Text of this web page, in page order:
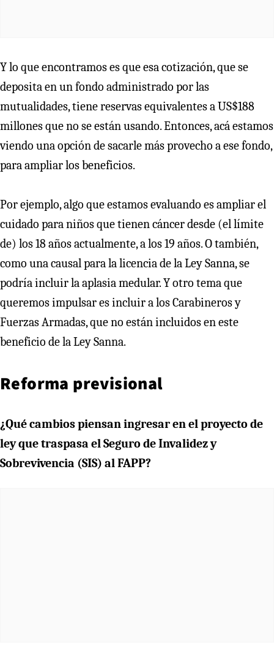
Y lo que encontramos es que esa cotización, que se
deposita en un fondo administrado por las
mutualidades, tiene reservas equivalentes a US$188
millones que no se están usando. Entonces, acá estamos
viendo una opción de sacarle más provecho a ese fondo,
para ampliar los beneficios.
Por ejemplo, algo que estamos evaluando es ampliar el
cuidado para niños que tienen cáncer desde (el límite
de) los 18 años actualmente, a los 19 años. O también,
como una causal para la licencia de la Ley Sanna, se
podría incluir la aplasia medular. Y otro tema que
queremos impulsar es incluir a los Carabineros y
Fuerzas Armadas, que no están incluidos en este
beneficio de la Ley Sanna.
Reforma previsional
¿Qué cambios piensan ingresar en el proyecto de
ley que traspasa el Seguro de Invalidez y
Sobrevivencia (SIS) al FAPP?